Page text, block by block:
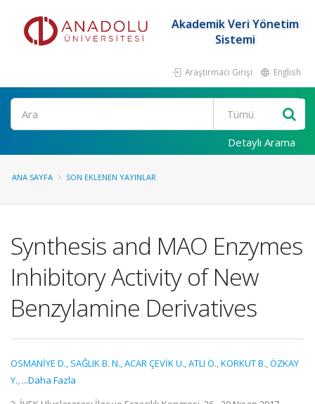
Akademik Veri Yönetim
Sistemi
Araştırmacı Girişi English
Ara
Detaylı Arama
ANA SAYFA SON EKLENEN YAYINLAR
Synthesis and MAO Enzymes
Inhibitory Activity of New
Benzylamine Derivatives
OSMANİYE D., SAĞLIK B. N.,ACAR ÇEVİK U.,ATLI Ö.,KORKUT B.,ÖZKAY
Y., ...Daha Fazla